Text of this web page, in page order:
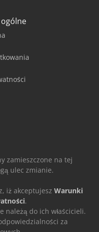
zamieszczone na tej
ulec zmianie.
iż akceptujesz Warunki
.
należą do ich właścicieli.
za